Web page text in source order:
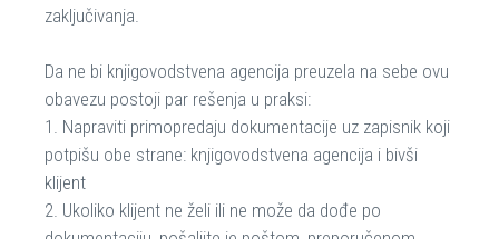
zaključivanja.
Da ne bi knjigovodstvena agencija preuzela na sebe ovu
obavezu postoji par rešenja u praksi:
1. Napraviti primopredaju dokumentacije uz zapisnik koji
potpišu obe strane: knjigovodstvena agencija i bivši
klijent
2. Ukoliko klijent ne želi ili ne može da dođe po